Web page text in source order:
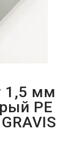
1,5 мм
PE